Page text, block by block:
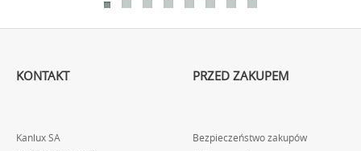
KONTAKT
Kanlux SA
PRZED ZAKUPEM
Bezpieczeństwo zakupów